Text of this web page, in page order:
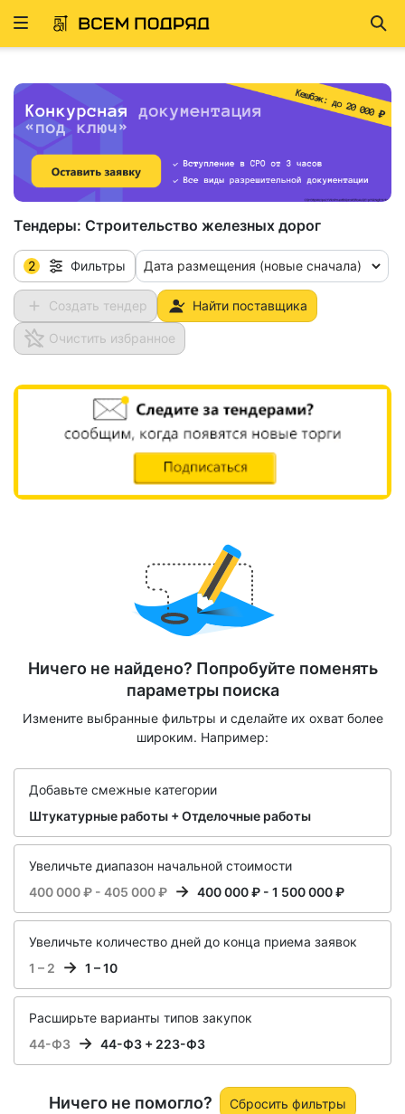
Развернуть
Тендеры: Строительство железных дорог
2 Фильтры Дата размещения (новые сначала)
Создать тендер Найти поставщика
Очистить избранное
Ничего не найдено? Попробуйте поменять
параметры поиска
Измените выбранные фильтры и сделайте их охват более
широким. Например:
Добавьте смежные категории
Штукатурные работы + Отделочные работы
Увеличьте диапазон начальной стоимости
400 000 ₽ - 405 000 ₽
400 000 ₽ - 1 500 000 ₽
Увеличьте количество дней до конца приема заявок
1 – 2
1 – 10
Расширьте варианты типов закупок
44-ФЗ
44-ФЗ + 223-ФЗ
Ничего не помогло? Сбросить фильтры